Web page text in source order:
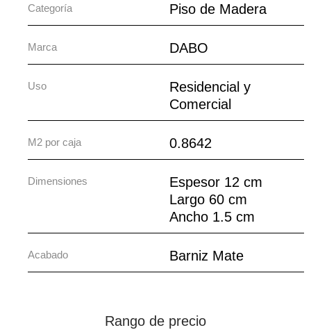
Categoría Piso de Madera
Marca DABO
Uso
Residencial y
Comercial
M2 por caja 0.8642
Dimensiones
Espesor 12 cm
Largo 60 cm
Ancho 1.5 cm
Acabado Barniz Mate
Rango de precio